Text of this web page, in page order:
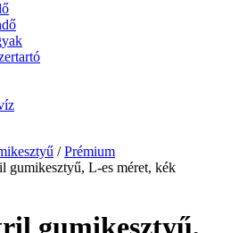
/Prémium
gumikesztyű, L-es méret, kék